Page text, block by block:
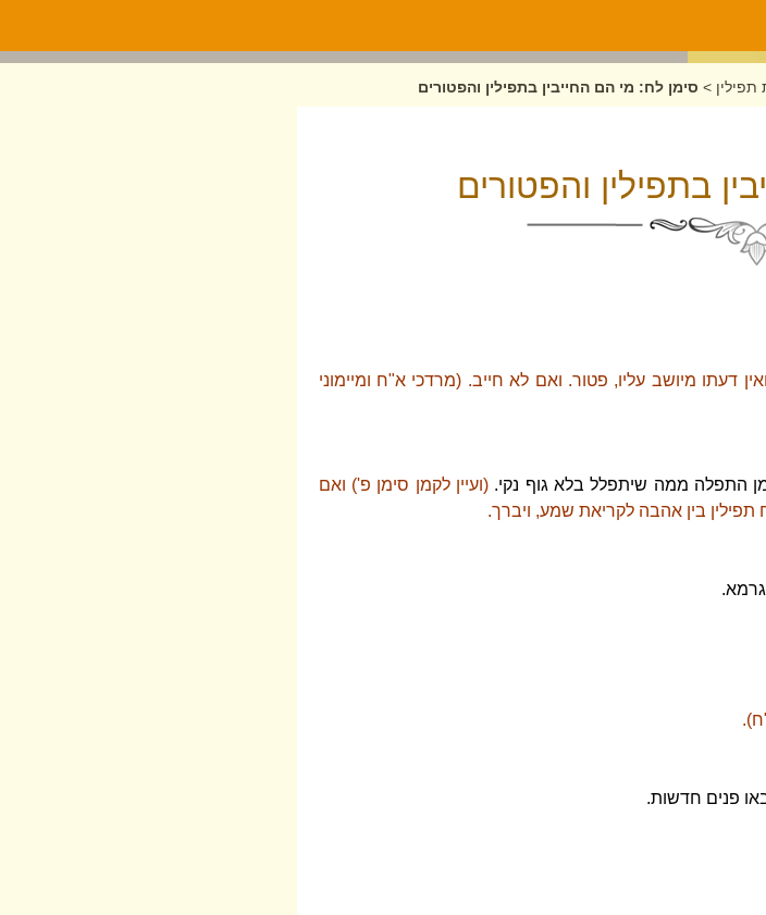
תפילין > סימן לח: מי הם החייבין בתפילין והפטורים
בתפילין והפטורים
דעתו מיושב עליו, פטור. ואם לא חייב. (מרדכי א"ח ומיימוני
התפלה ממה שיתפלל בלא גוף נקי. (ועיין לקמן סימן פ') ואם
תפילין בין אהבה לקריאת שמע, ויברך.
פנים חדשות.